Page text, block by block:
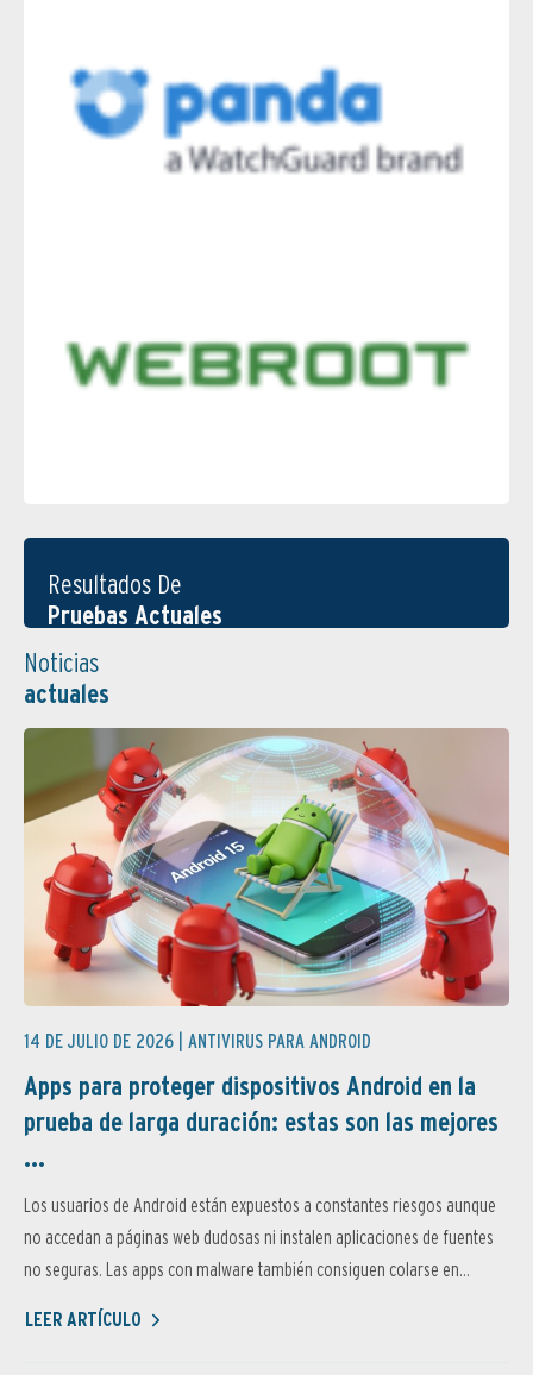
Resultados De
Pruebas Actuales
Noticias
actuales
14 DE JULIO DE 2026 | ANTIVIRUS PARA ANDROID
Apps para proteger dispositivos Android en la
prueba de larga duración: estas son las mejores
...
Los usuarios de Android están expuestos a constantes riesgos aunque
no accedan a páginas web dudosas ni instalen aplicaciones de fuentes
no seguras. Las apps con malware también consiguen colarse en...
LEER ARTÍCULO